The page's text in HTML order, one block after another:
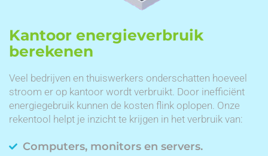
Kantoor energieverbruik
berekenen
Veel bedrijven en thuiswerkers onderschatten hoeveel
stroom er op kantoor wordt verbruikt. Door inefficiënt
energiegebruik kunnen de kosten flink oplopen. Onze
rekentool helpt je inzicht te krijgen in het verbruik van:
Computers, monitors en servers.